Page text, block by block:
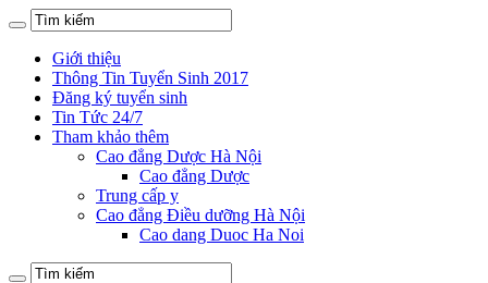
Giới thiệu
Thông Tin Tuyển Sinh 2017
Đăng ký tuyển sinh
Tin Tức 24/7
Tham khảo thêm
Cao đẳng Dược Hà Nội
Cao đẳng Dược
Trung cấp y
Cao đẳng Điều dưỡng Hà Nội
Cao dang Duoc Ha Noi